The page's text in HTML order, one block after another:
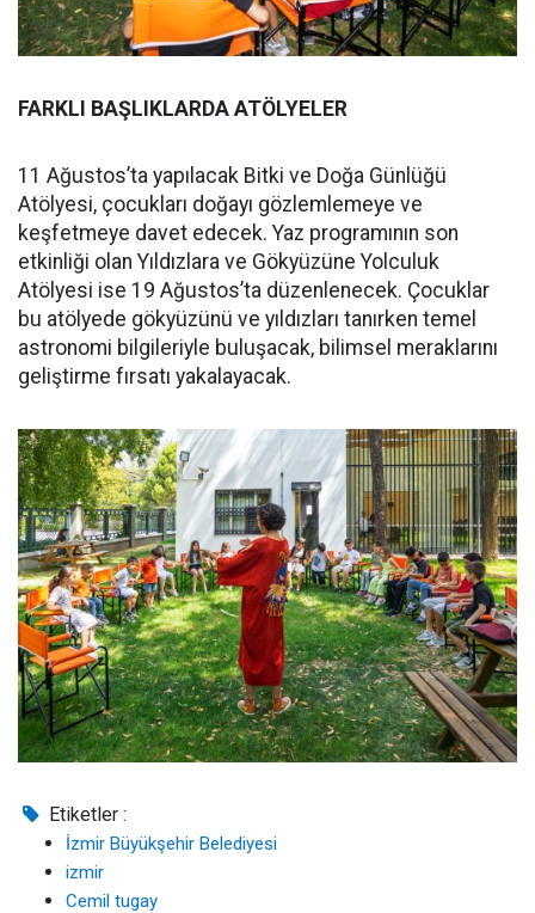
FARKLI BAŞLIKLARDA ATÖLYELER
11 Ağustos’ta yapılacak Bitki ve Doğa Günlüğü
Atölyesi, çocukları doğayı gözlemlemeye ve
keşfetmeye davet edecek. Yaz programının son
etkinliği olan Yıldızlara ve Gökyüzüne Yolculuk
Atölyesi ise 19 Ağustos’ta düzenlenecek. Çocuklar
bu atölyede gökyüzünü ve yıldızları tanırken temel
astronomi bilgileriyle buluşacak, bilimsel meraklarını
geliştirme fırsatı yakalayacak.
Etiketler :
İzmir Büyükşehir Belediyesi
izmir
Cemil tugay